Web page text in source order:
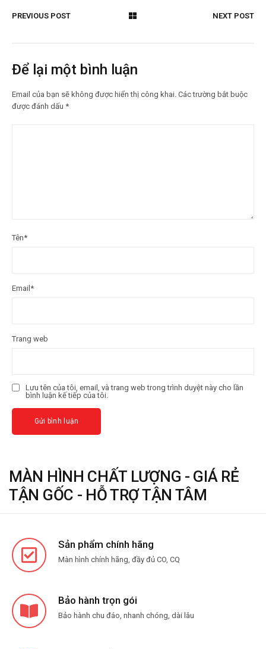
PREVIOUS POST NEXT POST
Để lại một bình luận
Email của bạn sẽ không được hiển thị công khai. Các trường bắt buộc
được đánh dấu *
Tên*
Email*
Trang web
Lưu tên của tôi, email, và trang web trong trình duyệt này cho lần
bình luận kế tiếp của tôi.
MÀN HÌNH CHẤT LƯỢNG - GIÁ RẺ
TẬN GỐC - HỖ TRỢ TẬN TÂM
Sản phẩm chính hãng
Màn hình chính hãng, đầy đủ CO, CQ
Bảo hành trọn gói
Bảo hành chu đáo, nhanh chóng, dài lâu